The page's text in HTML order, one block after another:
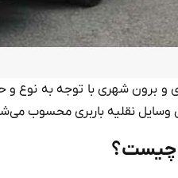
و برون شهری با توجه به نوع
وسایل نقلیه باربری محسوب
چیست؟